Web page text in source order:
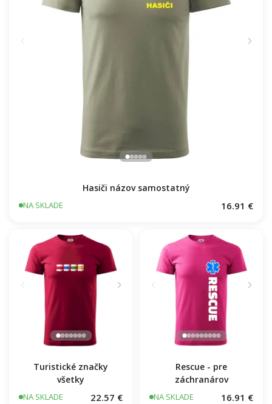
Hasiči názov samostatný
NA SKLADE 16.91 €
Turistické značky
všetky
NA SKLADE 22.57 €
Rescue - pre
záchranárov
NA SKLADE 16.91 €